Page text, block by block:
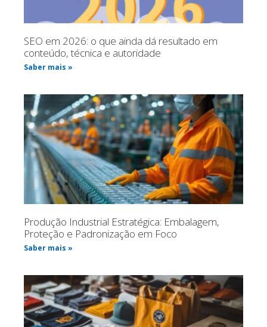
SEO em 2026: o que ainda dá resultado em
conteúdo, técnica e autoridade
Saber mais »
Produção Industrial Estratégica: Embalagem,
Proteção e Padronização em Foco
Saber mais »